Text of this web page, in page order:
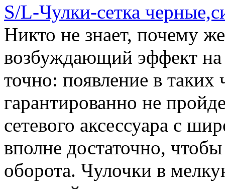
S/L-Чулки-сетка
Никто не знает, почему
возбуждающий эффект
точно: появление в
гарантированно не
сетевого аксессуара с
вполне достаточно,
оборота. Чулочки в